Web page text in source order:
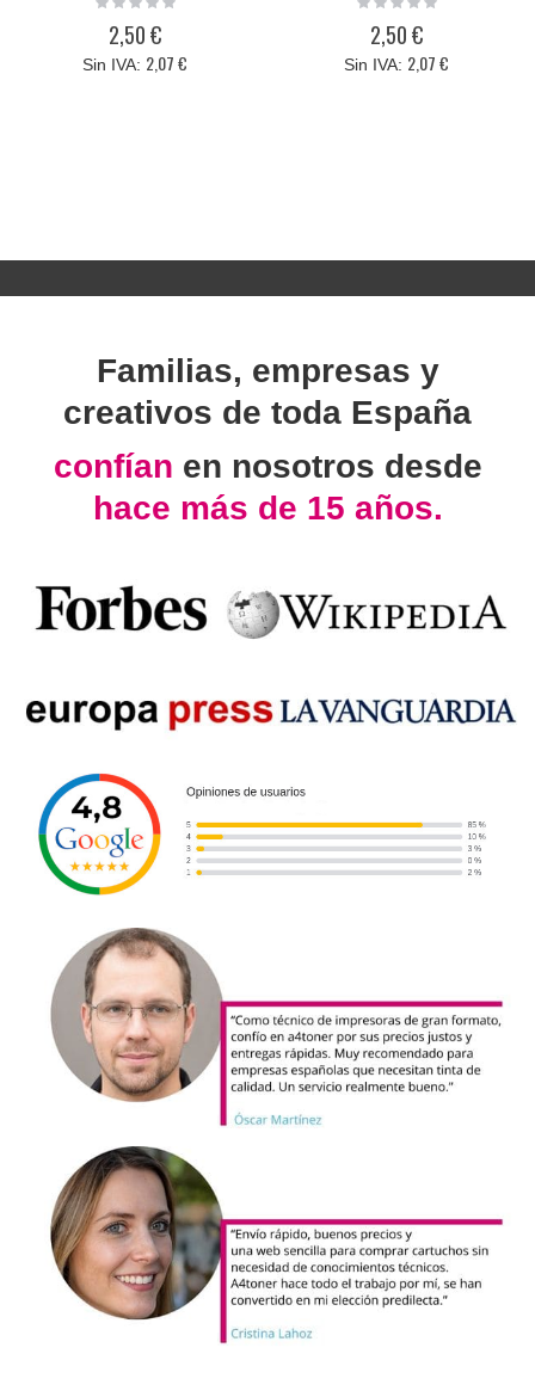
2,50 €
2,07 €
2,50 €
2,07 €
Familias, empresas y
creativos de toda España
confían en nosotros desde
hace más de 15 años.